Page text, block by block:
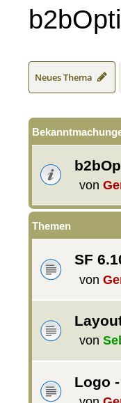
Neues Thema
von
Themen
SF
von
von
Logo